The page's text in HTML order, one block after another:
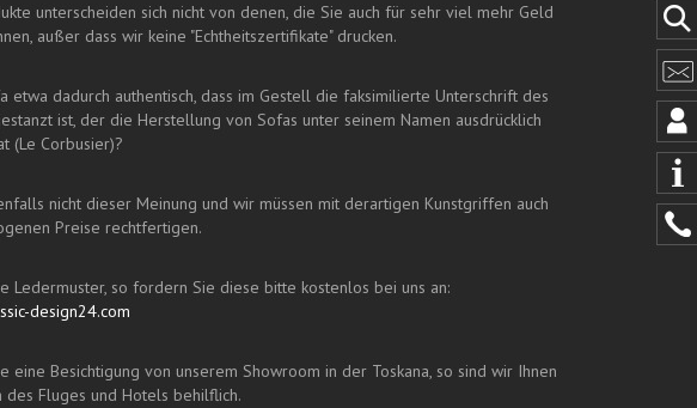
unterscheiden sich nicht von denen, die Sie auch für sehr viel mehr Geld
außer dass wir keine "Echtheitszertifikate" drucken.
etwa dadurch authentisch, dass im Gestell die faksimilierte Unterschrift des
ist, der die Herstellung von Sofas unter seinem Namen ausdrücklich
(Le Corbusier)?
nicht dieser Meinung und wir müssen mit derartigen Kunstgriffen auch
Preise rechtfertigen.
Ledermuster, so fordern Sie diese bitte kostenlos bei uns an:
design24.com
eine Besichtigung von unserem Showroom in der Toskana, so sind wir Ihnen
des Fluges und Hotels behilflich.